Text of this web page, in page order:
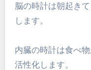
脳の時計は朝起き
します。
内臓の時計は食べ
活性化します。